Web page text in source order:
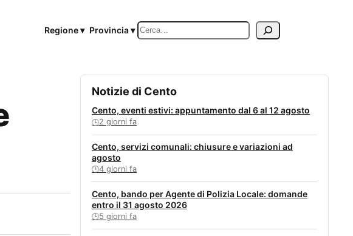
Regione ▾ Provincia ▾ Cerca
Notizie di Cento
Cento, eventi estivi: appuntamento dal 6 al 12 agosto
🕒2 giorni fa
Cento, servizi comunali: chiusure e variazioni ad
agosto
🕒4 giorni fa
Cento, bando per Agente di Polizia Locale: domande
entro il 31 agosto 2026
🕒5 giorni fa